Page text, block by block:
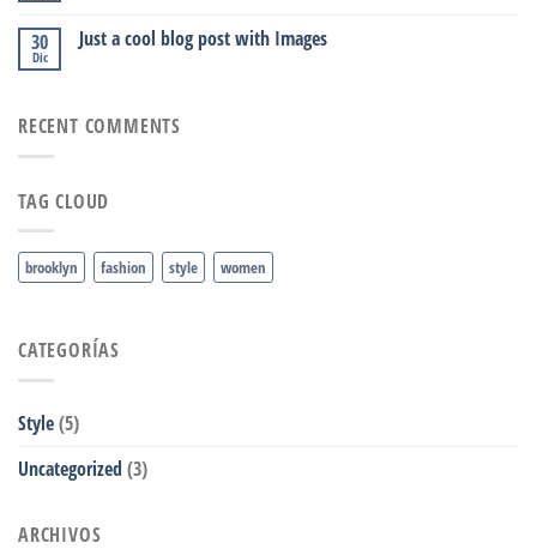
30
Dic
Just a cool blog post with Images
RECENT COMMENTS
TAG CLOUD
brooklyn fashion style women
CATEGORÍAS
Style(5)
Uncategorized (3)
ARCHIVOS